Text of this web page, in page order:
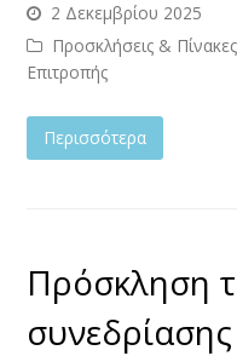
2 Δεκεμβρίου 2025
Προσκλήσεις &
Επιτροπής
Περισσότερα
Πρόσκληση